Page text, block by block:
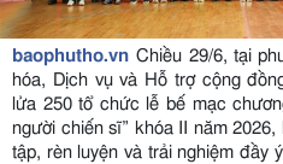
baophutho.vn Chiều 29/6, tại
hóa, Dịch vụ và Hỗ trợ cộng
lửa 250 tổ chức lễ bế mạc
người chiến sĩ” khóa II năm
tập, rèn luyện và trải nghiệm đầy